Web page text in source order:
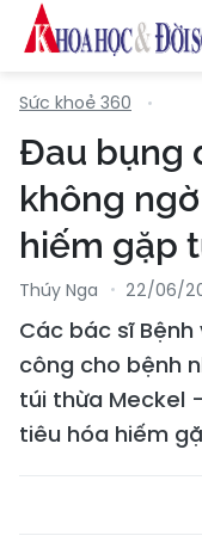
Sức khoẻ 360
Đau bụng
không
hiếm gặp
Thúy Nga 22/06/
Các bác sĩ
công cho bệnh
túi thừa Meckel
tiêu hóa hiếm